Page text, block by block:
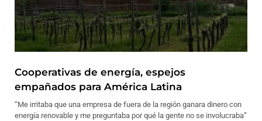
Cooperativas de energía, espejos
empañados para América Latina
“Me irritaba que una empresa de fuera de la región ganara dinero con
energía renovable y me preguntaba por qué la gente no se involucraba”